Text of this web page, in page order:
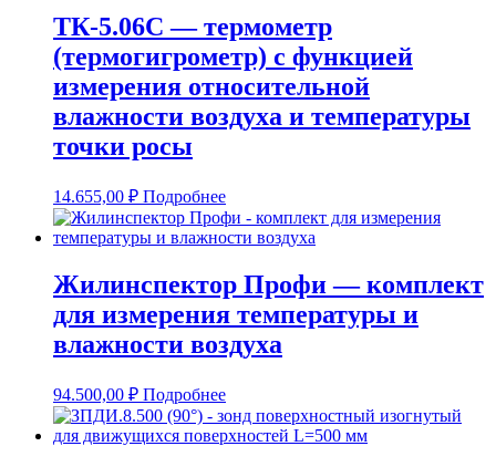
ТК-5.06С — термометр
(термогигрометр) с функцией
измерения относительной
влажности воздуха и температуры
точки росы
14.655,00 ₽ Подробнее
Жилинспектор Профи — комплект
для измерения температуры и
влажности воздуха
94.500,00 ₽ Подробнее